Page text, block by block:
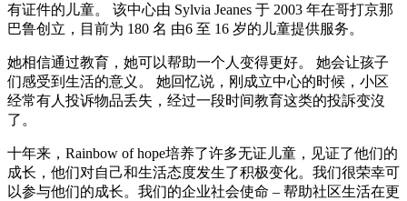
有证件的儿童。 该中心由 Sylvia Jeanes 于 2003 年在哥打京那
巴鲁创立，目前为 180 名 由6 至 16 岁的儿童提供服务。
她相信通过教育，她可以帮助一个人变得更好。 她会让孩子
们感受到生活的意义。 她回忆说，刚成立中心的时候，小区
经常有人投诉物品丢失，经过一段时间教育这类的投訴变沒
了。
十年来，Rainbow of hope培养了许多无证儿童，见证了他们的
成长，他们对自己和生活态度发生了积极变化。我们很荣幸可
以参与他们的成长。我们的企业社会使命 – 帮助社区生活在更